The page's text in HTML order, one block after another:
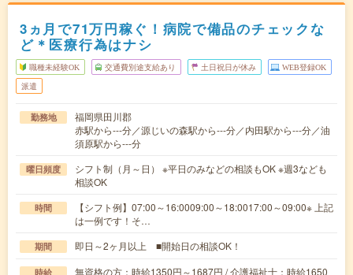
3ヵ月で71万円稼ぐ！病院で備品のチェックな
ど＊医療行為はナシ
職種未経験OK 交通費別途支給あり 土日祝日が休み WEB登録OK
派遣
勤務地
福岡県田川郡
赤駅から---分／源じいの森駅から---分／内田駅から---分／油
須原駅から---分
曜日頻度
シフト制（月～日） ※平日のみなどの相談もOK ※週3なども
相談OK
時間
【シフト例】07:00～16:0009:00～18:0017:00～09:00※ 上記
は一例です！そ…
期間 即日～2ヶ月以上 ■開始日の相談OK！
時給
無資格の方：時給1350円～1687円 / 介護福祉士：時給1650